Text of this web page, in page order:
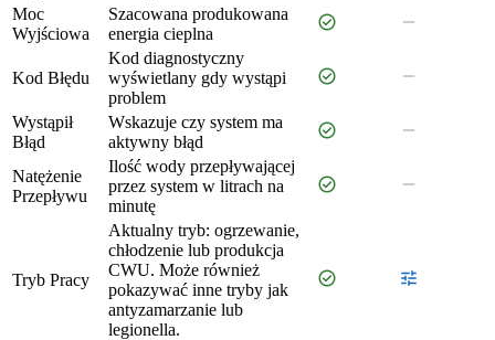
Moc
Wyjściowa
Szacowana produkowana
energia cieplna
check_circle remove
Kod Błędu
Kod diagnostyczny
wyświetlany gdy wystąpi
problem
check_circle remove
Wystąpił
Błąd
Wskazuje czy system ma
aktywny błąd
check_circle remove
Natężenie
Przepływu
Ilość wody przepływającej
przez system w litrach na
minutę
check_circle remove
Tryb Pracy
Aktualny tryb: ogrzewanie,
chłodzenie lub produkcja
CWU. Może również
pokazywać inne tryby jak
antyzamarzanie lub
legionella.
check_circle tune